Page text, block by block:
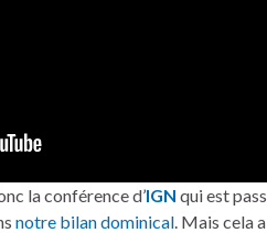
la conférence d’IGN qui est
notre bilan dominical. Mais cela